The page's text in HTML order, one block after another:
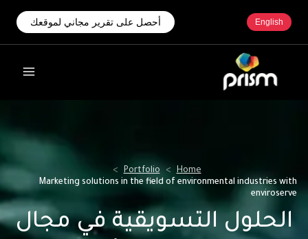
English أحصل على تقرير مجاني لموقعك
Home
>
Portfolio
>
Marketing solutions in the field of environmental industries with
enviroserve
الحلول التسويقية في مجال